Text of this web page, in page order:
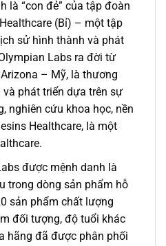
là “con đẻ” của tập đoàn
(Bỉ) – một tập
sử hình thành và phát
Labs ra đời từ
– Mỹ, là thương
phát triển dựa trên sự
nghiên cứu khoa học, nền
Healthcare, là một
được mệnh danh là
trong dòng sản phẩm hỗ
sản phẩm chất lượng
đối tượng, độ tuổi khác
hãng đã được phân phối